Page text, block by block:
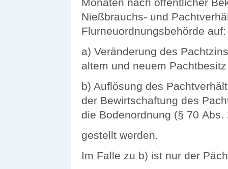
Monaten nach öffentlicher
Nießbrauchs- und
Flurneuordnungsbehörde auf:
a) Veränderung des
altem und neuem
b) Auflösung des
der Bewirtschaftung des
die Bodenordnung (§ 70 Abs.
gestellt werden.
Im Falle zu b) ist nur der